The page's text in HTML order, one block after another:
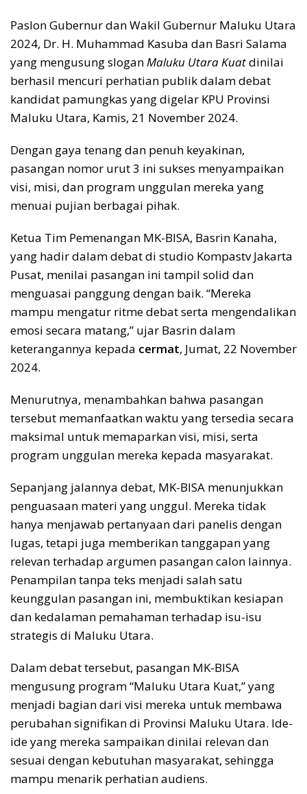
Paslon Gubernur dan Wakil Gubernur Maluku Utara
2024, Dr. H. Muhammad Kasuba dan Basri Salama
yang mengusung slogan Maluku Utara Kuatdinilai
berhasil mencuri perhatian publik dalam debat
kandidat pamungkas yang digelar KPU Provinsi
Maluku Utara, Kamis, 21 November 2024.
Dengan gaya tenang dan penuh keyakinan,
pasangan nomor urut 3 ini sukses menyampaikan
visi, misi, dan program unggulan mereka yang
menuai pujian berbagai pihak.
Ketua Tim Pemenangan MK-BISA, Basrin Kanaha,
yang hadir dalam debat di studio Kompastv Jakarta
Pusat, menilai pasangan ini tampil solid dan
menguasai panggung dengan baik. “Mereka
mampu mengatur ritme debat serta mengendalikan
emosi secara matang,” ujar Basrin dalam
keterangannya kepada cermat, Jumat, 22 November
2024.
Menurutnya, menambahkan bahwa pasangan
tersebut memanfaatkan waktu yang tersedia secara
maksimal untuk memaparkan visi, misi, serta
program unggulan mereka kepada masyarakat.
Sepanjang jalannya debat, MK-BISA menunjukkan
penguasaan materi yang unggul. Mereka tidak
hanya menjawab pertanyaan dari panelis dengan
lugas, tetapi juga memberikan tanggapan yang
relevan terhadap argumen pasangan calon lainnya.
Penampilan tanpa teks menjadi salah satu
keunggulan pasangan ini, membuktikan kesiapan
dan kedalaman pemahaman terhadap isu-isu
strategis di Maluku Utara.
Dalam debat tersebut, pasangan MK-BISA
mengusung program “Maluku Utara Kuat,” yang
menjadi bagian dari visi mereka untuk membawa
perubahan signifikan di Provinsi Maluku Utara. Ide-
ide yang mereka sampaikan dinilai relevan dan
sesuai dengan kebutuhan masyarakat, sehingga
mampu menarik perhatian audiens.